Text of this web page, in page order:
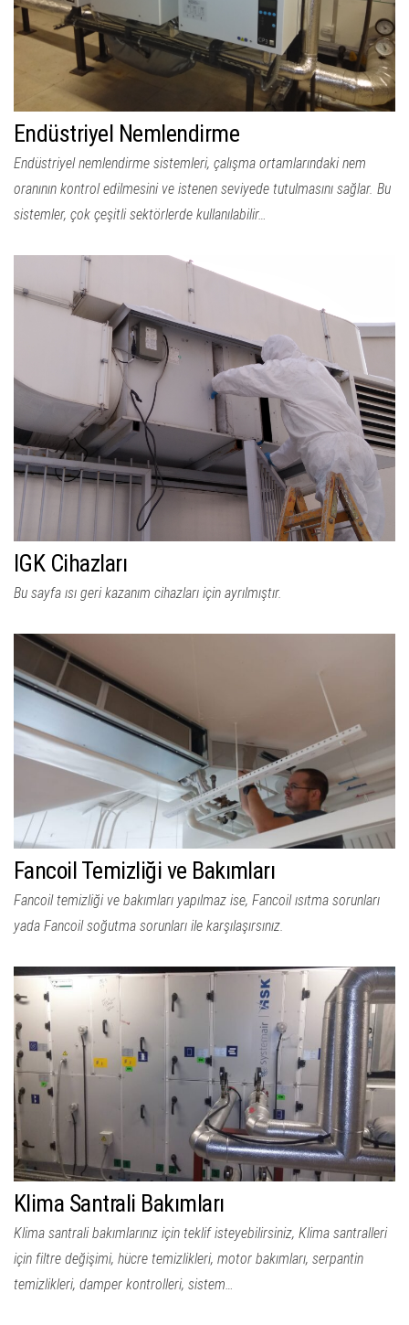
Endüstriyel Nemlendirme
Endüstriyel nemlendirme sistemleri, çalışma ortamlarındaki nem
oranının kontrol edilmesini ve istenen seviyede tutulmasını sağlar. Bu
sistemler, çok çeşitli sektörlerde kullanılabilir…
IGK Cihazları
Bu sayfa ısı geri kazanım cihazları için ayrılmıştır.
Fancoil Temizliği ve Bakımları
Fancoil temizliği ve bakımları yapılmaz ise, Fancoil ısıtma sorunları
yada Fancoil soğutma sorunları ile karşılaşırsınız.
Klima Santrali Bakımları
Klima santrali bakımlarınız için teklif isteyebilirsiniz, Klima santralleri
için filtre değişimi, hücre temizlikleri, motor bakımları, serpantin
temizlikleri, damper kontrolleri, sistem…